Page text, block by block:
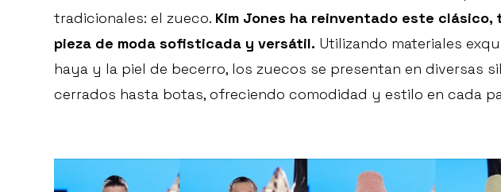
tradicionales: el zueco. Kim Jones ha reinventado este clásico,
pieza de moda sofisticada y versátil. Utilizando materiales
haya y la piel de becerro, los zuecos se presentan en diversas
cerrados hasta botas, ofreciendo comodidad y estilo en cada